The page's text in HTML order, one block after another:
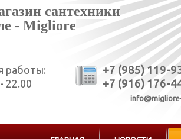
сантехники
- Migliore
работы:
22.00
+7 (985) 119-
+7 (916) 176-